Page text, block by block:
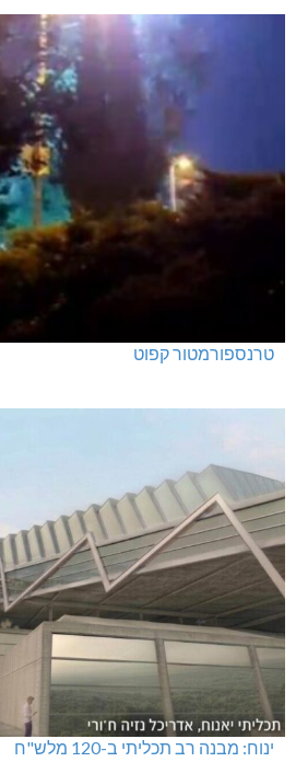
טרנספורמטור קפוט
ינוח: מבנה רב תכליתי ב-120 מלש"ח